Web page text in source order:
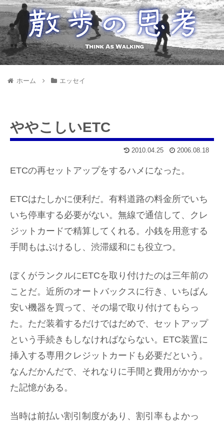
ホーム エッセイ
ややこしいETC
2010.04.25 2006.08.18
ETCの再セットアップをするハメになった。
ETCはたしかに便利だ。有料道路の料金所でいち
いち停車する必要がない。無線で通信して、クレ
ジットカードで精算してくれる。小銭を用意する
手間もはぶけるし、渋滞緩和にも役立つ。
ぼくがランクルにETCを取り付けたのは三年前の
ことだ。近所のオートバックスに行き、いちばん
安い機器を買って、その場で取り付けてもらっ
た。ただ装着するだけではだめで、セットアップ
という手続きもしなければならない。ETC装置に
挿入する専用クレジットカードも必要だという。
なんだかんだで、それなりに手間と費用がかかっ
た記憶がある。
当時は前払い割引制度があり、割引率もよかっ